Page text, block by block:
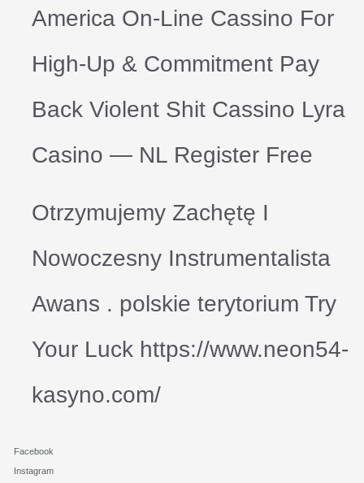
America On-Line Cassino For
High-Up & Commitment Pay
Back Violent Shit Cassino Lyra
Casino — NL Register Free
Otrzymujemy Zachętę I
Nowoczesny Instrumentalista
Awans . polskie terytorium Try
Your Luck https://www.neon54-
kasyno.com/
Facebook
Instagram